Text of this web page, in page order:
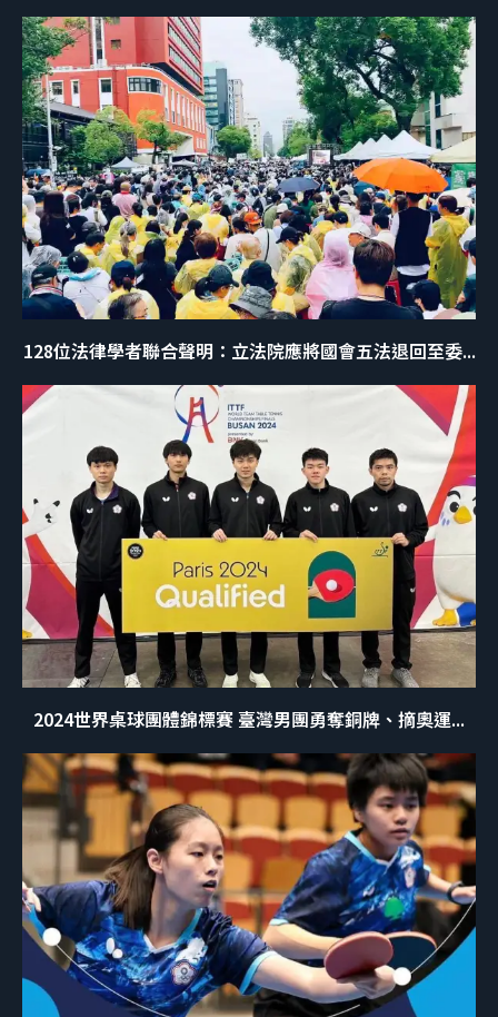
128位法律學者聯合聲明：立法院應將國會五法退回至委...
2024世界桌球團體錦標賽 臺灣男團勇奪銅牌、摘奧運...